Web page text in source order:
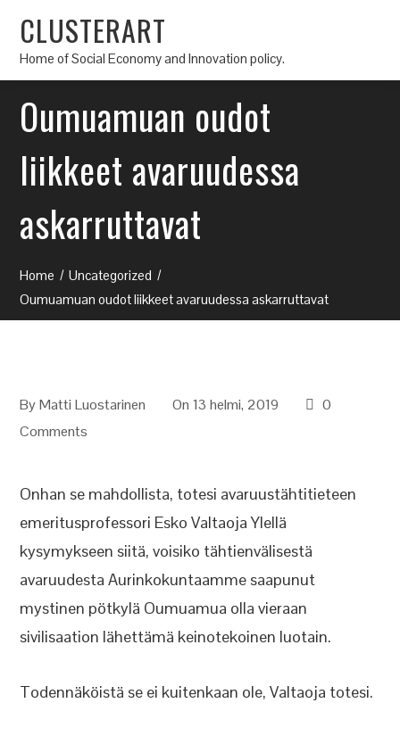
CLUSTERART
Home of Social Economy and Innovation policy.
Oumuamuan oudot
liikkeet avaruudessa
askarruttavat
Home
Uncategorized
Oumuamuan oudot liikkeet avaruudessa askarruttavat
ByMatti Luostarinen On 13 helmi, 2019
0
Comments
Onhan se mahdollista, totesi avaruustähtitieteen
emeritusprofessori Esko Valtaoja Ylellä
kysymykseen siitä, voisiko tähtienvälisestä
avaruudesta Aurinkokuntaamme saapunut
mystinen pötkylä Oumuamua olla vieraan
sivilisaation lähettämä keinotekoinen luotain.
Todennäköistä se ei kuitenkaan ole, Valtaoja totesi.